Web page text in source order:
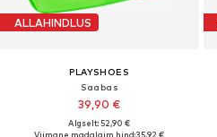
ALLAHINDLUS
PLAYSHOES
Saabas
39,90 €
Algselt: 52,90 €